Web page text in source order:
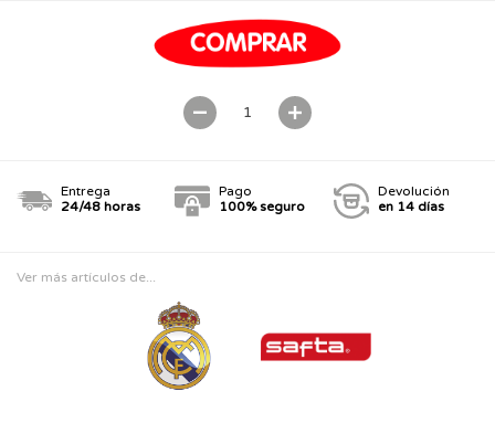
Entrega
24/48 horas
Pago
100% seguro
Devolución
en 14 días
Ver más artículos de...